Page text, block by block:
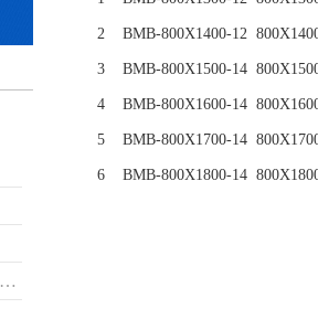
避难硐室用气幕隔绝装置
避难硐室门的选购需要看哪些方面？
2 BMB-800X1400-12
3 BMB-800X1500-14
4 BMB-800X1600-14
5 BMB-800X1700-14
6 BMB-800X1800-14